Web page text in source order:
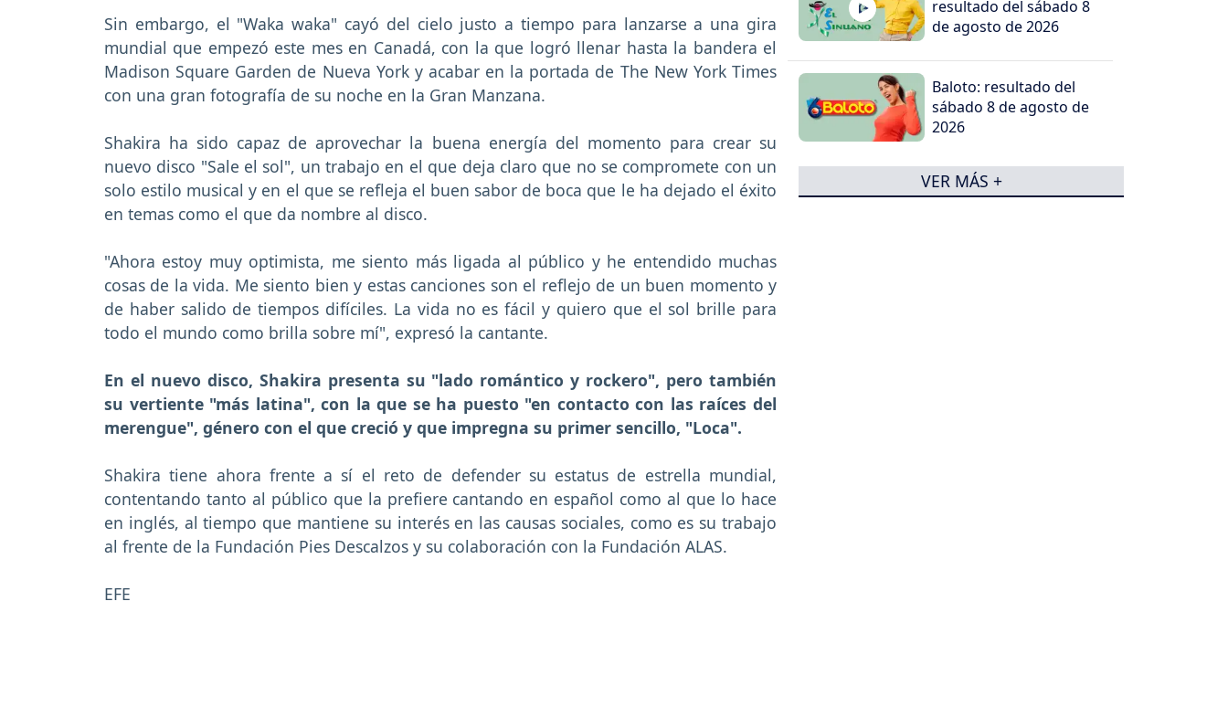
Sin embargo, el "Waka waka" cayó del cielo justo a tiempo para lanzarse a una gira
mundial que empezó este mes en Canadá, con la que logró llenar hasta la bandera el
Madison Square Garden de Nueva York y acabar en la portada de The New York Times
con una gran fotografía de su noche en la Gran Manzana.
Shakira ha sido capaz de aprovechar la buena energía del momento para crear su
nuevo disco "Sale el sol", un trabajo en el que deja claro que no se compromete con un
solo estilo musical y en el que se refleja el buen sabor de boca que le ha dejado el éxito
en temas como el que da nombre al disco.
"Ahora estoy muy optimista, me siento más ligada al público y he entendido muchas
cosas de la vida. Me siento bien y estas canciones son el reflejo de un buen momento y
de haber salido de tiempos difíciles. La vida no es fácil y quiero que el sol brille para
todo el mundo como brilla sobre mí", expresó la cantante.
En el nuevo disco, Shakira presenta su "lado romántico y rockero", pero también
su vertiente "más latina", con la que se ha puesto "en contacto con las raíces del
merengue", género con el que creció y que impregna su primer sencillo, "Loca".
Shakira tiene ahora frente a sí el reto de defender su estatus de estrella mundial,
contentando tanto al público que la prefiere cantando en español como al que lo hace
en inglés, al tiempo que mantiene su interés en las causas sociales, como es su trabajo
al frente de la Fundación Pies Descalzos y su colaboración con la Fundación ALAS.
EFE
resultado del sábado 8
de agosto de 2026
Baloto: resultado del
sábado 8 de agosto de
2026
VER MÁS +